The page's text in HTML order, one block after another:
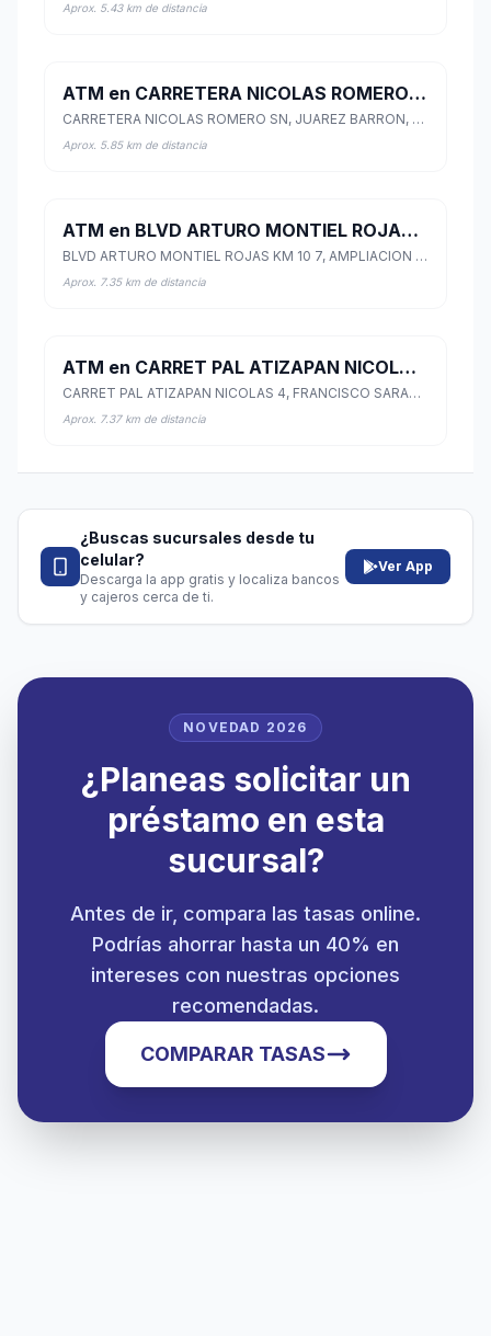
Aprox. 5.43 km de distancia
ATM en CARRETERA NICOLAS ROMERO SN
CARRETERA NICOLAS ROMERO SN, JUAREZ BARRON, Nicolás Romero, México
Aprox. 5.85 km de distancia
ATM en BLVD ARTURO MONTIEL ROJAS KM 10 7
BLVD ARTURO MONTIEL ROJAS KM 10 7, AMPLIACION VISTA HERMOSA, Nicolás Romero, México
Aprox. 7.35 km de distancia
ATM en CARRET PAL ATIZAPAN NICOLAS 4
CARRET PAL ATIZAPAN NICOLAS 4, FRANCISCO SARABIA, Nicolás Romero, México
Aprox. 7.37 km de distancia
¿Buscas sucursales desde tu
celular?
Descarga la app gratis y localiza bancos
y cajeros cerca de ti.
Ver App
NOVEDAD 2026
¿Planeas solicitar un
préstamo en esta
sucursal?
Antes de ir, compara las tasas online.
Podrías ahorrar hasta un 40% en
intereses con nuestras opciones
recomendadas.
COMPARAR TASAS